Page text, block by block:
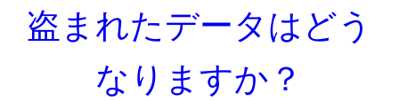
盗まれたデータはどう
なりますか？